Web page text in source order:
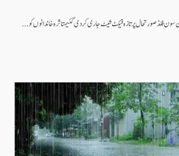
سون فلڈ صورتحال پر تازہ فیکٹ شیٹ جاری کردی گئیمتاثرہ خاندانوں کو...